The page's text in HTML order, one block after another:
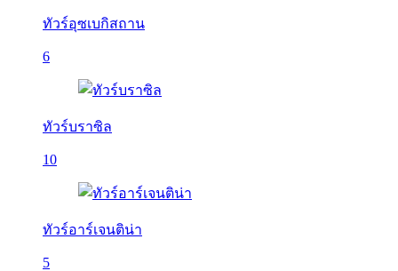
ทัวร์อุซเบกิสถาน
6
ทัวร์บราซิล
10
ทัวร์อาร์เจนติน่า
5